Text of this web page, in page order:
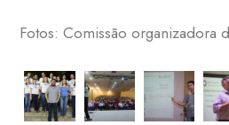
Fotos: Comissão organizadora